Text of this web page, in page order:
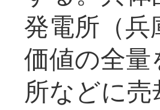
発電所（
価値の全
所などに